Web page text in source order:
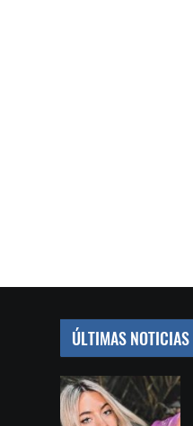
ÚLTIMAS NOTICIAS